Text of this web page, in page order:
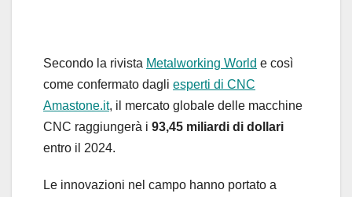
Secondo la rivista Metalworking World e così
come confermato dagli esperti di CNC
Amastone.it, il mercato globale delle macchine
CNC raggiungerà i 93,45 miliardi di dollari
entro il 2024.
Le innovazioni nel campo hanno portato a